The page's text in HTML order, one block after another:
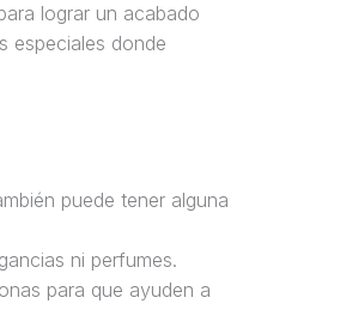
lograr un acabado
especiales donde
puede tener alguna
ni perfumes.
para que ayuden a